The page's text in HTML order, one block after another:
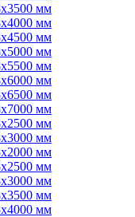
мм
мм
мм
мм
мм
мм
мм
мм
мм
мм
мм
мм
мм
мм
мм